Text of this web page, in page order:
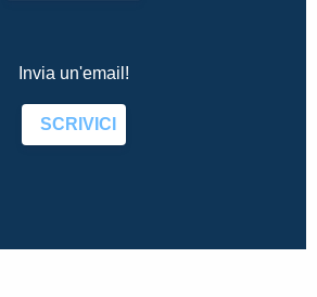
Invia un'email!
SCRIVICI